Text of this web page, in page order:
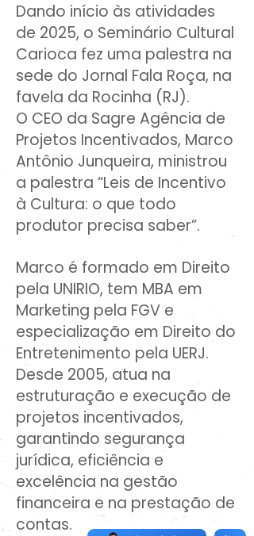
Dando início às atividades
de 2025, o Seminário Cultural
Carioca fez uma palestra na
sede do Jornal Fala Roça, na
favela da Rocinha (RJ). ​
O CEO da Sagre Agência de
Projetos Incentivados, Marco
Antônio Junqueira, ministrou
a palestra “Leis de Incentivo
à Cultura: o que todo
produtor precisa saber”.​
Marco é formado em Direito
pela UNIRIO, tem MBA em
Marketing pela FGV e
especialização em Direito do
Entretenimento pela UERJ.
Desde 2005, atua na
estruturação e execução de
projetos incentivados,
garantindo segurança
jurídica, eficiência e
excelência na gestão
financeira e na prestação de
contas.​